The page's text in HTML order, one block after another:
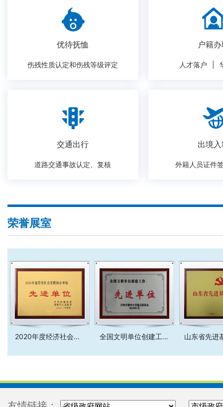
优待抚恤
伤残性质认定和伤残等级评定
户籍
人才落户
交通出行
道路交通事故认定、复核
出境
外籍人员证件
荣誉展室
2020年度经济社会发展综合考核先进单位 全国文明单位创建工作先进单位 山东省先进